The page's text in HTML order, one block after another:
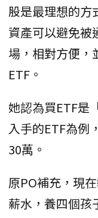
股是最理想的方
資產可以避免被
場，相對方便，
ETF。
她認為買ETF是
入手的ETF為例
30萬。
原PO補充，現
薪水，養四個孩